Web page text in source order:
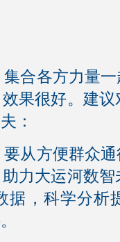
合各方力量
果很好。建
：
从方便群众
力大运河数
据，科学分析